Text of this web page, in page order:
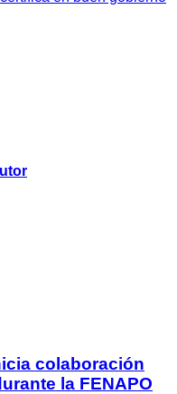
colaboración
la FENAPO